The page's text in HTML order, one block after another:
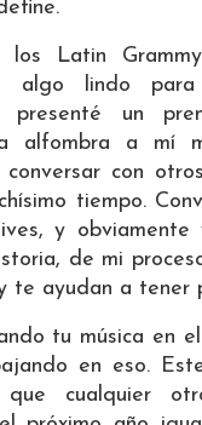
los Latin
algo lindo
presenté un
alfombra a mí
conversar con
tiempo.
y
de mi
te ayudan a tener
tu música en
en eso.
que cualquier